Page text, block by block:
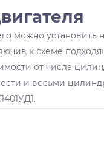
можно установить
к схеме
от числа
и восьми